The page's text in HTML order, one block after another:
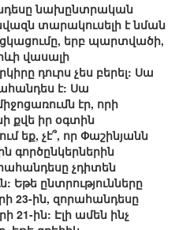
նախընտրական
տարակուսելի է նման
երբ պարտվածի,
վասալի
դուրս չես բերել: Սա
է: Սա
էր, որի
քվե իր օգտին
եք, չէ՞, որ Փաշինյանն
գործընկերներին
չդիտեն
Եթե ընտրությունները
23-ին, զորահանդեսը
21-ին: Էլի ամեն ինչ